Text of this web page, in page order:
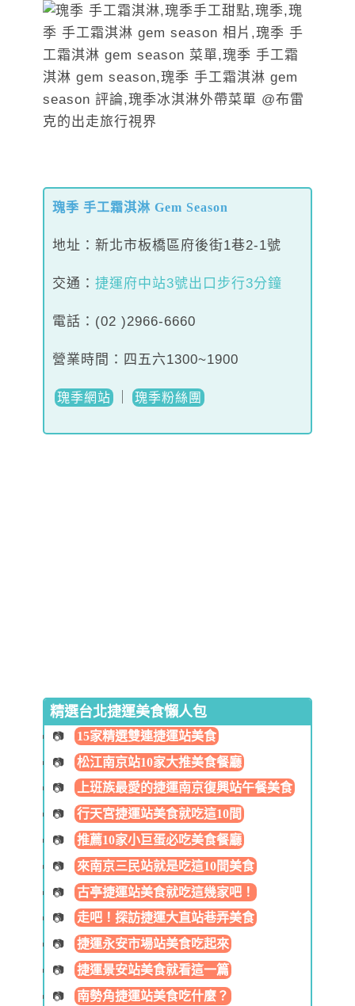
瑰季 手工霜淇淋 Gem Season
地址：新北市板橋區府後街1巷2-1號
交通： 捷運府中站3號出口步行3分鐘
電話：(02 )2966-6660
營業時間：四五六1300~1900
瑰季網站 瑰季粉絲團
精選台北捷運美食懶人包
15家精選雙連捷運站美食
松江南京站10家大推美食餐廳
上班族最愛的捷運南京復興站午餐美食
行天宮捷運站美食就吃這10間
推薦10家小巨蛋必吃美食餐廳
來南京三民站就是吃這10間美食
古亭捷運站美食就吃這幾家吧！
走吧！探訪捷運大直站巷弄美食
捷運永安市場站美食吃起來
捷運景安站美食就看這一篇
南勢角捷運站美食吃什麼？